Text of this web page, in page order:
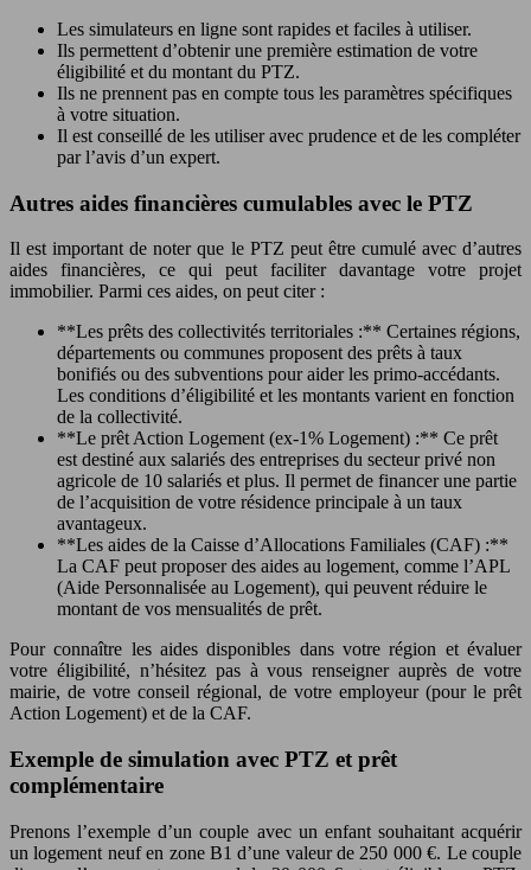
Les simulateurs en ligne sont rapides et faciles à utiliser.
Ils permettent d’obtenir une première estimation de votre
éligibilité et du montant du PTZ.
Ils ne prennent pas en compte tous les paramètres spécifiques
à votre situation.
Il est conseillé de les utiliser avec prudence et de les compléter
par l’avis d’un expert.
Autres aides financières cumulables avec le PTZ
Il est important de noter que le PTZ peut être cumulé avec d’autres
aides financières, ce qui peut faciliter davantage votre projet
immobilier. Parmi ces aides, on peut citer :
**Les prêts des collectivités territoriales :** Certaines régions,
départements ou communes proposent des prêts à taux
bonifiés ou des subventions pour aider les primo-accédants.
Les conditions d’éligibilité et les montants varient en fonction
de la collectivité.
**Le prêt Action Logement (ex-1% Logement) :** Ce prêt
est destiné aux salariés des entreprises du secteur privé non
agricole de 10 salariés et plus. Il permet de financer une partie
de l’acquisition de votre résidence principale à un taux
avantageux.
**Les aides de la Caisse d’Allocations Familiales (CAF) :**
La CAF peut proposer des aides au logement, comme l’APL
(Aide Personnalisée au Logement), qui peuvent réduire le
montant de vos mensualités de prêt.
Pour connaître les aides disponibles dans votre région et évaluer
votre éligibilité, n’hésitez pas à vous renseigner auprès de votre
mairie, de votre conseil régional, de votre employeur (pour le prêt
Action Logement) et de la CAF.
Exemple de simulation avec PTZ et prêt
complémentaire
Prenons l’exemple d’un couple avec un enfant souhaitant acquérir
un logement neuf en zone B1 d’une valeur de 250 000 €. Le couple